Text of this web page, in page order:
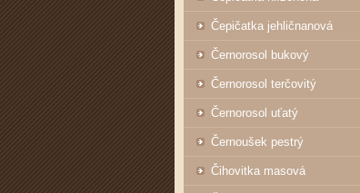
Čepičatka jehličnanová
Černorosol bukový
Černorosol terčovitý
Černorosol uťatý
Černoušek pestrý
Čihovitka masová